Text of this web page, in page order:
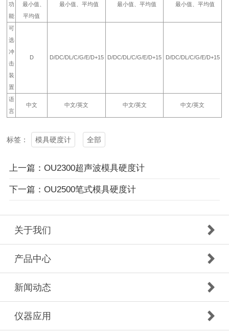
功
能
最小值、
平均值
最小值、平均值
最小值、平均值
最小值、平均值
可
选
冲
击
装
置
D D/DC/DL/C/G/E/D+15 D/DC/DL/C/G/E/D+15 D/DC/DL/C/G/E/D+15
语
言
中文 中文/英文 中文/英文 中文/英文
标签： 模具硬度计 全部
上一篇：OU2300超声波模具硬度计
下一篇：OU2500笔式模具硬度计
关于我们
产品中心
新闻动态
仪器应用